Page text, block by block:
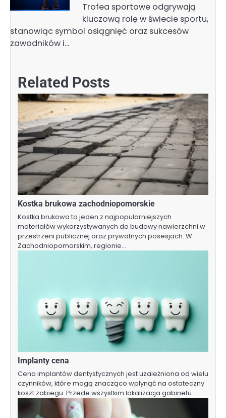
Trofea sportowe odgrywają
kluczową rolę w świecie sportu,
stanowiąc symbol osiągnięć oraz sukcesów
zawodników i…
Related Posts
Kostka brukowa zachodniopomorskie
Kostka brukowa to jeden z najpopularniejszych
materiałów wykorzystywanych do budowy nawierzchni w
przestrzeni publicznej oraz prywatnych posesjach. W
Zachodniopomorskim, regionie…
Implanty cena
Cena implantów dentystycznych jest uzależniona od wielu
czynników, które mogą znacząco wpłynąć na ostateczny
koszt zabiegu. Przede wszystkim lokalizacja gabinetu…